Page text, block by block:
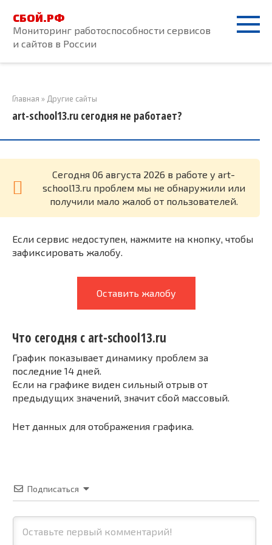
контенту
СБОЙ.РФ
Мониторинг работоспособности сервисов
и сайтов в России
Главная » Другие сайты
art-school13.ru сегодня не работает?
Cегодня 06 августа 2026 в работе у art-
school13.ru проблем мы не обнаружили или
получили мало жалоб от пользователей.
Если сервис недоступен, нажмите на кнопку, чтобы
зафиксировать жалобу.
Оставить жалобу
Что сегодня с art-school13.ru
График показывает динамику проблем за
последние 14 дней.
Если на графике виден сильный отрыв от
предыдущих значений, значит сбой массовый.
Нет данных для отображения графика.
Подписаться